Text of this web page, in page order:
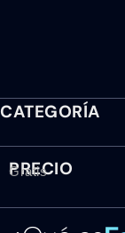
CATEGORÍA
PRECIO
Gratis